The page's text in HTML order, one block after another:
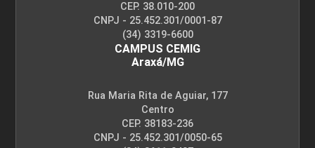
CEP. 38.010-200
CNPJ - 25.452.301/0001-87
(34) 3319-6600
CAMPUS CEMIG
Araxá/MG
Rua Maria Rita de Aguiar, 177
Centro
CEP. 38183-236
CNPJ - 25.452.301/0050-65